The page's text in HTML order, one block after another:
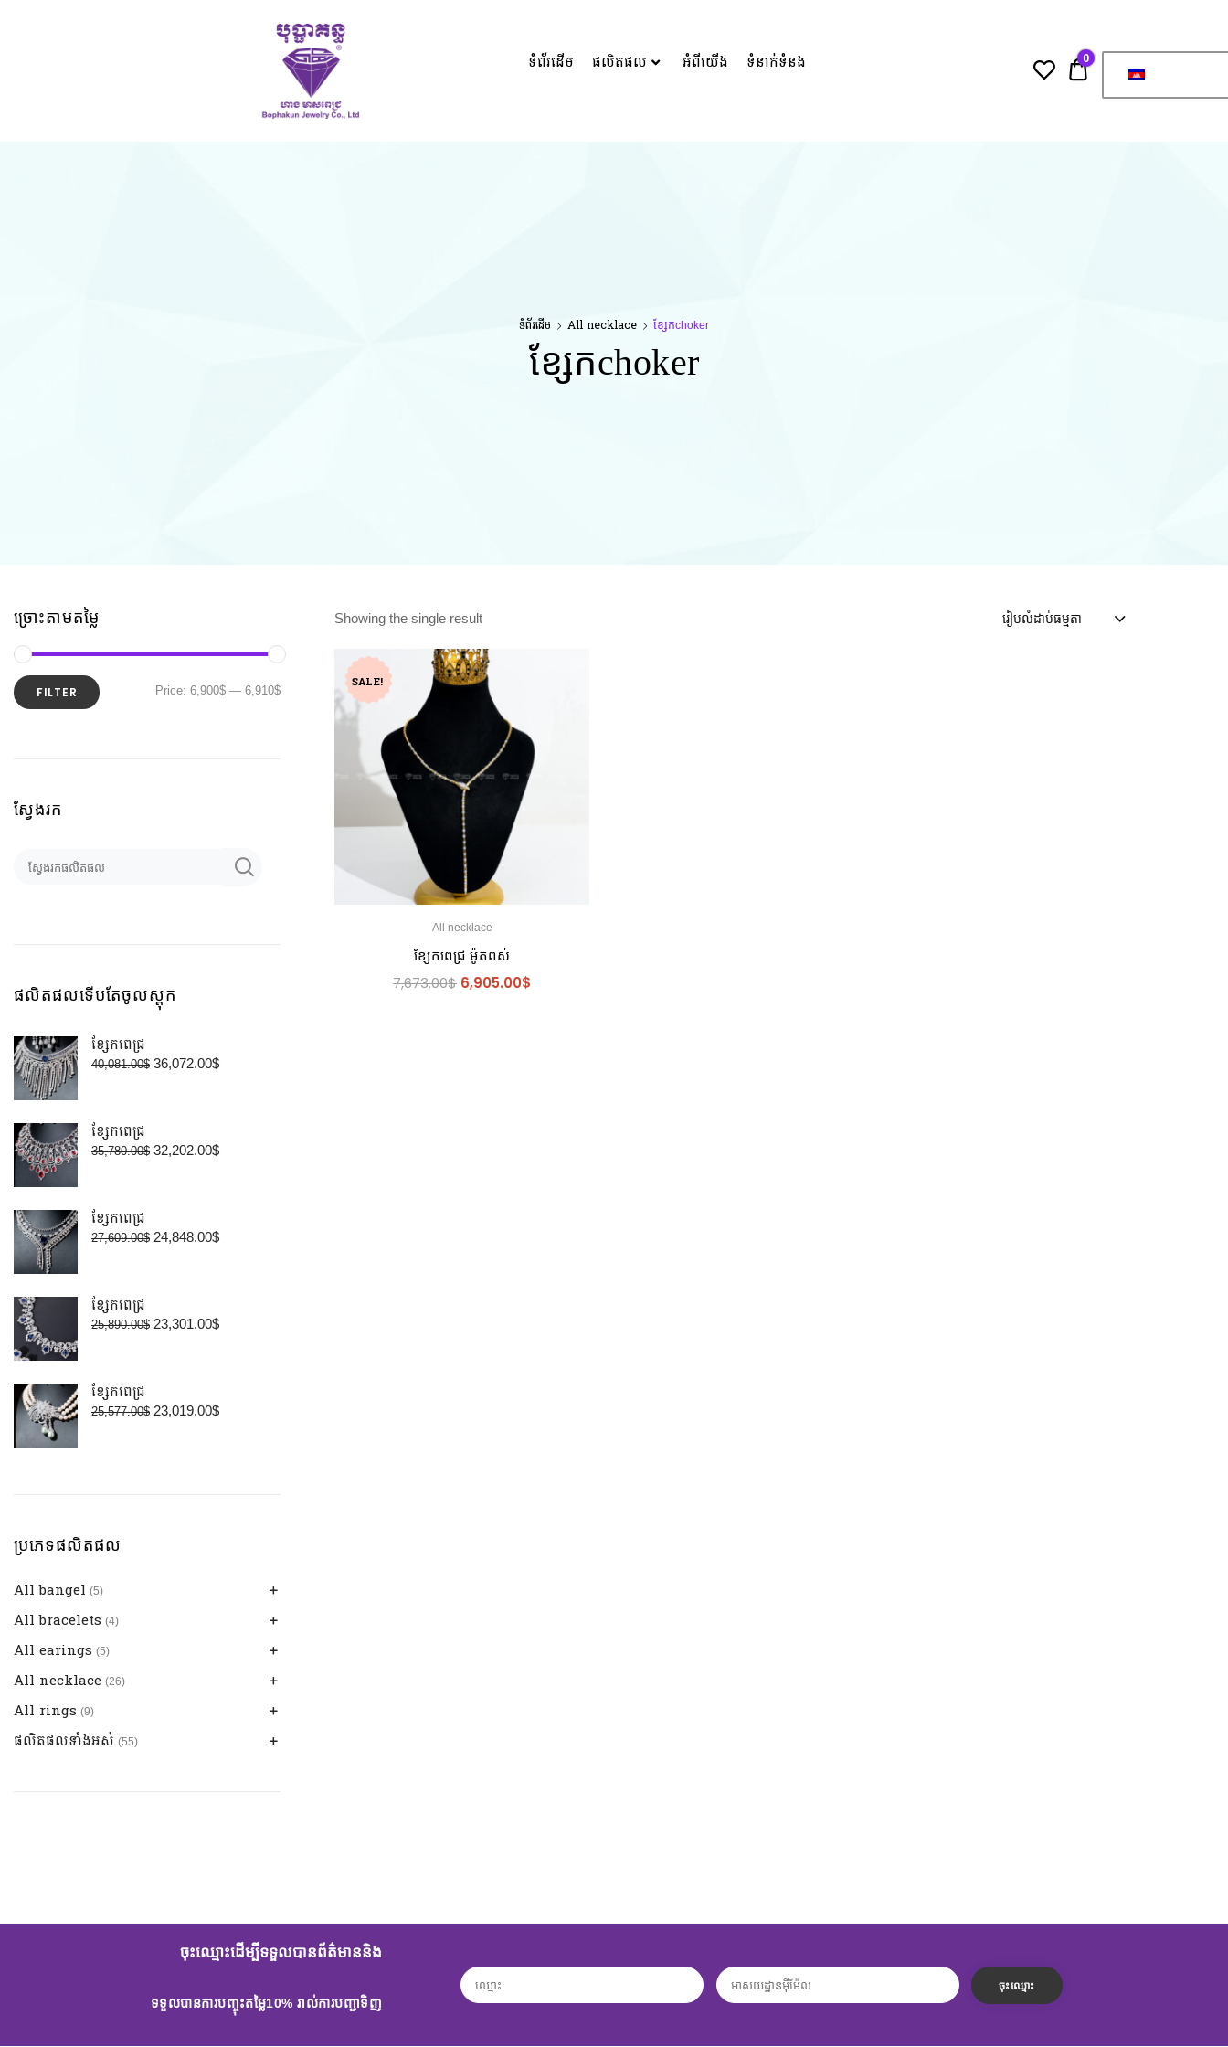
ទំព័រដើម ផលិតផល អំពីយើង ទំនាក់ទំនង 0.00$
0
ទំព័រដើម All necklace ខ្សែកchoker
ខ្សែកchoker
Showing the single result រៀបលំដាប់ធម្មតា
SALE!
All necklace
ខ្សែកពេជ្រ ម៉ូតពស់
7,673.00$ 6,905.00$
ច្រោះតាមតម្លៃ
FILTER Price: 6,900$ — 6,910$
ស្វែងរក
ផលិតផលទើបតែចូលស្តុក
ខ្សែកពេជ្រ
40,081.00$ 36,072.00$
ខ្សែកពេជ្រ
35,780.00$ 32,202.00$
ខ្សែកពេជ្រ
27,609.00$ 24,848.00$
ខ្សែកពេជ្រ
25,890.00$ 23,301.00$
ខ្សែកពេជ្រ
25,577.00$ 23,019.00$
ប្រភេទផលិតផល
All bangel (5)
កងដៃសម្រាប់នារី (5)
All bracelets (4)
ខ្សែដៃសម្រាប់នារី
All earings (5)
ក្រវិល Fancy (2)
ក្រវិលកិប (1)
ក្រវិលចិតម៉ាសុីន (1)
All necklace (26)
ខ្សែកchoker
ខ្សែកស្វារេ (5)
All rings (9)
ចិញ្ចៀនពេជ្រសម្រាប់នារី
ផលិតផលទាំងអស់ (55)
ចុះឈ្មោះដើម្បីទទួលបានព័ត៌មាននិង
ទទួលបានការបញ្ចុះតម្លៃ10% រាល់ការបញ្ជាទិញ